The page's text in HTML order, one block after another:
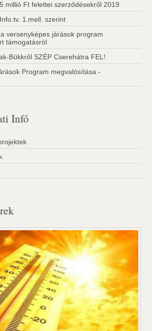
millió Ft felettei szerződésekről 2019
1.mell. szerint
versenyképes járások program
támogatásról
Bükkről SZÉP Cserehátra FEL!
Program megvalósítása -
Infó